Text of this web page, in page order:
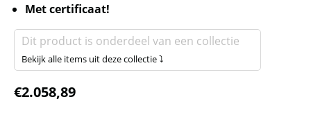
Met certificaat!
Dit product is onderdeel van een collectie
Bekijk alle items uit deze collectie ⤵
€2.058,89